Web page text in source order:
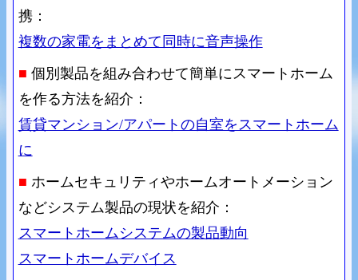
携：
複数の家電をまとめて同時に音声操作
■ 個別製品を組み合わせて簡単にスマートホーム
を作る方法を紹介：
賃貸マンション/アパートの自室をスマートホーム
に
■ ホームセキュリティやホームオートメーション
などシステム製品の現状を紹介：
スマートホームシステムの製品動向
スマートホームデバイス